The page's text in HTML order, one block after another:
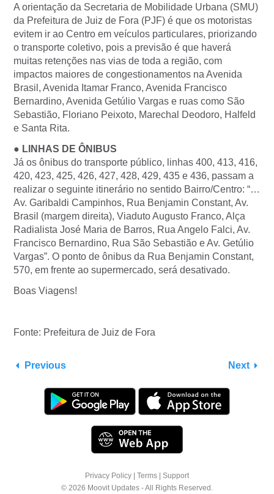
A orientação da Secretaria de Mobilidade Urbana (SMU)
da Prefeitura de Juiz de Fora (PJF) é que os motoristas
evitem ir ao Centro em veículos particulares, priorizando
o transporte coletivo, pois a previsão é que haverá
muitas retenções nas vias de toda a região, com
impactos maiores de congestionamentos na Avenida
Brasil, Avenida Itamar Franco, Avenida Francisco
Bernardino, Avenida Getúlio Vargas e ruas como São
Sebastião, Floriano Peixoto, Marechal Deodoro, Halfeld
e Santa Rita.
● LINHAS DE ÔNIBUS
Já os ônibus do transporte público, linhas 400, 413, 416,
420, 423, 425, 426, 427, 428, 429, 435 e 436, passam a
realizar o seguinte itinerário no sentido Bairro/Centro: “…
Av. Garibaldi Campinhos, Rua Benjamin Constant, Av.
Brasil (margem direita), Viaduto Augusto Franco, Alça
Radialista José Maria de Barros, Rua Angelo Falci, Av.
Francisco Bernardino, Rua São Sebastião e Av. Getúlio
Vargas”. O ponto de ônibus da Rua Benjamin Constant,
570, em frente ao supermercado, será desativado.
Boas Viagens!
Fonte: Prefeitura de Juiz de Fora
Previous Next
Privacy Policy Terms
Support
© 2026 Moovit Updates - All Rights Reserved.